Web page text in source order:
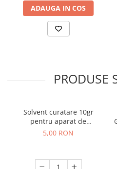
ADAUGA IN COS
PRODUSE
Solvent curatare 10gr
pentru aparat de
parfumare prin nebulizare
5,00 RON